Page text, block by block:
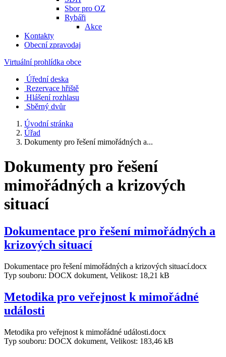
Sbor pro OZ
Rybáři
Akce
Kontakty
Obecní zpravodaj
Virtuální prohlídka obce
Úřední deska
Rezervace hřiště
Hlášení rozhlasu
Sběrný dvůr
Úvodní stránka
Úřad
Dokumenty pro řešení mimořádných a...
Dokumenty pro řešení
mimořádných a krizových
situací
Dokumentace pro řešení mimořádných a
krizových situací
Dokumentace pro řešení mimořádných a krizových situací.docx
Typ souboru: DOCX dokument, Velikost: 18,21 kB
Metodika pro veřejnost k mimořádné
události
Metodika pro veřejnost k mimořádné události.docx
Typ souboru: DOCX dokument, Velikost: 183,46 kB